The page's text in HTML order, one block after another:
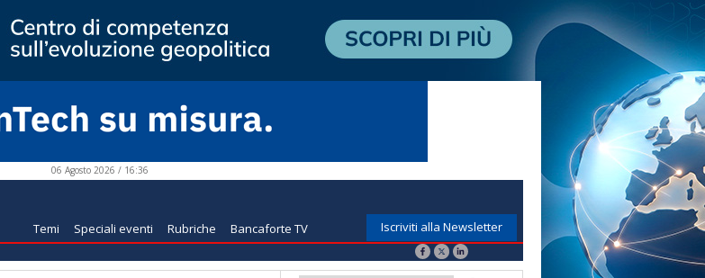
06 Agosto 2026 / 16:36
Temi Speciali eventi Rubriche Bancaforte TV Iscriviti alla Newsletter